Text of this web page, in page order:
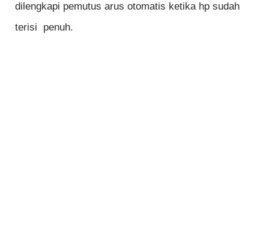
dilengkapi pemutus arus otomatis ketika hp sudah
terisi penuh.